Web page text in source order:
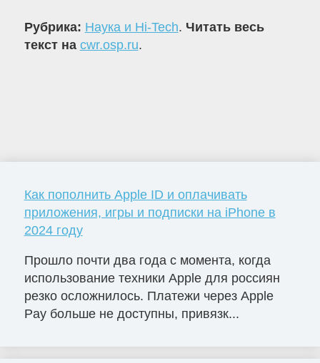
Рубрика: Наука и Hi-Tech. Читать весь
текст на cwr.osp.ru.
Как пополнить Apple ID и оплачивать
приложения, игры и подписки на iPhone в
2024 году
Прошло почти два года с момента, когда
использование техники Apple для россиян
резко осложнилось. Платежи через Apple
Pay больше не доступны, привязк...